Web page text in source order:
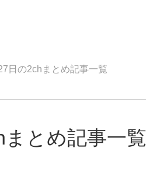
日の2chまとめ記事一覧
とめ記事一覧